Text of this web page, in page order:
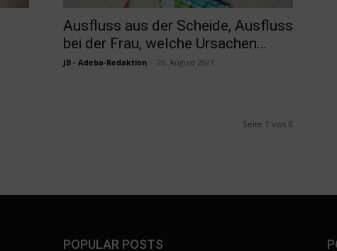
Ausfluss aus der Scheide, Ausfluss
bei der Frau, welche Ursachen...
JB - Adeba-Redaktion 26. August 2021
Seite 1 von 8
POPULAR POSTS